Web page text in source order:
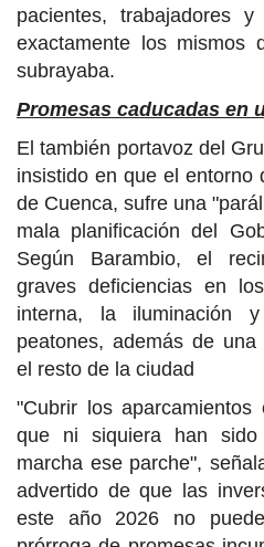
pacientes, trabajadores
exactamente los mismos
subrayaba.
Promesas caducadas en
El también portavoz del
insistido en que el entorno
de Cuenca, sufre una
mala planificación del
Según Barambio, el
graves deficiencias en
interna, la iluminación
peatones, además de
el resto de la ciudad
"Cubrir los
que ni siquiera han
marcha ese parche",
advertido de que las
este año 2026 no